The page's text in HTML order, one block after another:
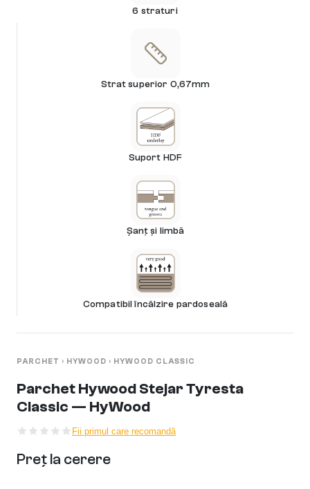
6 straturi
Strat superior 0,67mm
Suport HDF
Șanț și limbă
Compatibil încălzire pardoseală
PARCHET › HYWOOD › HYWOOD CLASSIC
Parchet Hywood Stejar Tyresta
Classic — HyWood
Fii primul care recomandă
Preț la cerere